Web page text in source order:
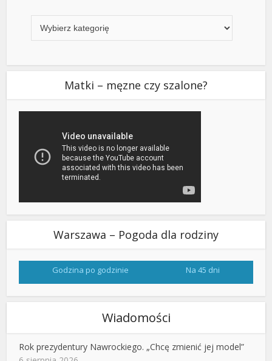
Matki – męzne czy szalone?
Warszawa – Pogoda dla rodziny
Godzina po godzinie Na 45 dni
Wiadomości
Rok prezydentury Nawrockiego. „Chcę zmienić jej model”